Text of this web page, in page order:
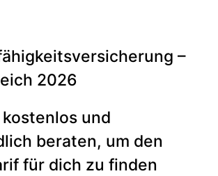
–
2026
und
beraten, um den
für dich zu finden